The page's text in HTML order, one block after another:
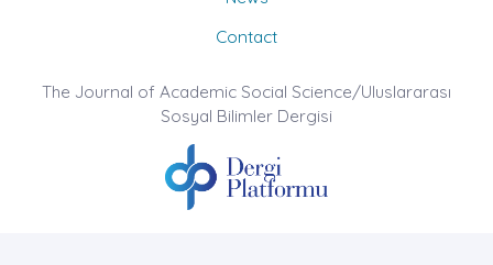
Contact
The Journal of Academic Social Science/Uluslararası
Sosyal Bilimler Dergisi